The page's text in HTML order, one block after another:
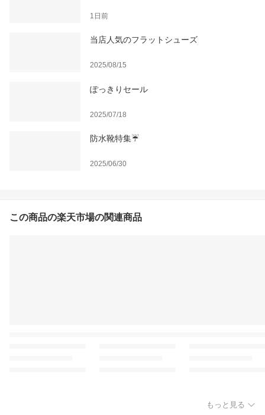
1日前
当店人気のフラットシューズ
2025/08/15
ぽっきりセール
2025/07/18
防水靴特集☔
2025/06/30
この商品の楽天市場の関連商品
もっと見る